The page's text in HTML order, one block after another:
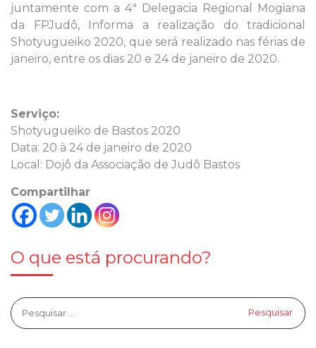
juntamente com a 4ª Delegacia Regional Mogiana
da FPJudô, Informa a realização do tradicional
Shotyugueiko 2020, que será realizado nas férias de
janeiro, entre os dias 20 e 24 de janeiro de 2020.
Serviço:
Shotyugueiko de Bastos 2020
Data: 20 à 24 de janeiro de 2020
Local: Dojô da Associação de Judô Bastos
Compartilhar
O que está procurando?